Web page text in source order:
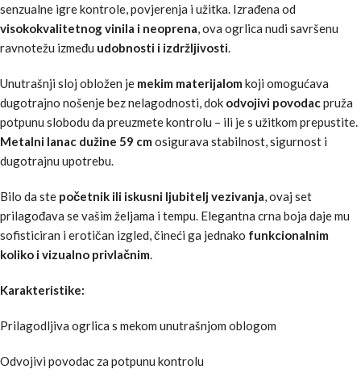
senzualne igre kontrole, povjerenja i užitka. Izrađena od
visokokvalitetnog vinila i neoprena, ova ogrlica nudi savršenu
ravnotežu između udobnosti i izdržljivosti.
Unutrašnji sloj obložen je mekim materijalom koji omogućava
dugotrajno nošenje bez nelagodnosti, dok odvojivi povodacpruža
potpunu slobodu da preuzmete kontrolu – ili je s užitkom prepustite.
Metalni lanac dužine 59 cm osigurava stabilnost, sigurnost i
dugotrajnu upotrebu.
Bilo da ste početnik ili iskusni ljubitelj vezivanja, ovaj set
prilagođava se vašim željama i tempu. Elegantna crna boja daje mu
sofisticiran i erotičan izgled, čineći ga jednako funkcionalnim
koliko i vizualno privlačnim.
Karakteristike:
Prilagodljiva ogrlica s mekom unutrašnjom oblogom
Odvojivi povodac za potpunu kontrolu